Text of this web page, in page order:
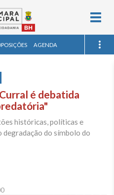
AGENDA
é debatida
históricas, políticas e
do símbolo do